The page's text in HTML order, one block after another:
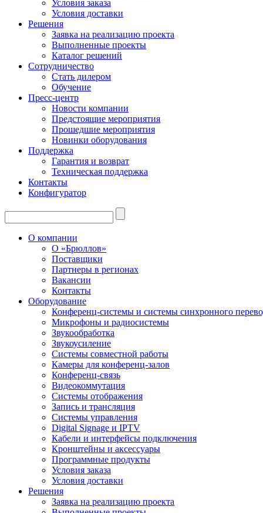
Условия заказа
Условия доставки
Решения
Заявка на реализацию проекта
Выполненные проекты
Каталог решений
Сотрудничество
Стать дилером
Обучение
Пресс-центр
Новости компании
Предстоящие мероприятия
Прошедшие мероприятия
Новинки оборудования
Поддержка
Гарантия и возврат
Техническая поддержка
Контакты
Конфигуратор
О компании
О «Брюллов»
Поставщики
Партнеры в регионах
Вакансии
Контакты
Оборудование
Конференц-системы и системы синхронного
Микрофоны и радиосистемы
Звукообработка
Звукоусиление
Системы совместной работы
Камеры для конференц-залов
Конференц-связь
Видеокоммутация
Системы отображения
Запись и трансляция
Системы управления
Digital Signage и IPTV
Кабели и интерфейсы подключения
Кронштейны и аксессуары
Программные продукты
Условия заказа
Условия доставки
Решения
Заявка на реализацию проекта